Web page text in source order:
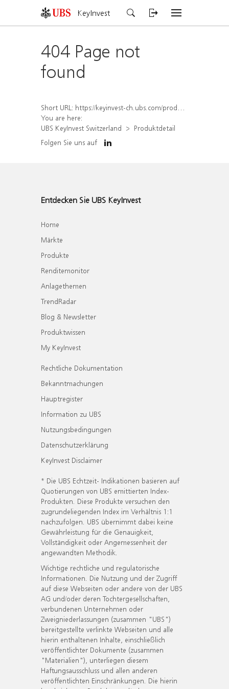
KeyInvest
404 Page not
found
Short URL: https://keyinvest-ch.ubs.com/produkt/detail/index/isin/CH1564687817
You are here:
UBS KeyInvest Switzerland
Produktdetail
Folgen Sie uns auf
Entdecken Sie UBS KeyInvest
Home
Märkte
Produkte
Renditemonitor
Anlagethemen
TrendRadar
Blog & Newsletter
Produktwissen
My KeyInvest
Rechtliche Dokumentation
Bekanntmachungen
Hauptregister
Information zu UBS
Nutzungsbedingungen
Datenschutzerklärung
KeyInvest Disclaimer
* Die UBS Echtzeit- Indikationen basieren auf
Quotierungen von UBS emittierten Index-
Produkten. Diese Produkte versuchen den
zugrundeliegenden Index im Verhältnis 1:1
nachzufolgen. UBS übernimmt dabei keine
Gewährleistung für die Genauigkeit,
Vollständigkeit oder Angemessenheit der
angewandten Methodik.
Wichtige rechtliche und regulatorische
Informationen. Die Nutzung und der Zugriff
auf diese Webseiten oder andere von der UBS
AG und/oder deren Tochtergesellschaften,
verbundenen Unternehmen oder
Zweigniederlassungen (zusammen "UBS")
bereitgestellte verlinkte Webseiten und alle
hierin enthaltenen Inhalte, einschließlich
veröffentlichter Dokumente (zusammen
"Materialien"), unterliegen diesem
Haftungsausschluss und allen anderen
veröffentlichten Einschränkungen. Die hierin